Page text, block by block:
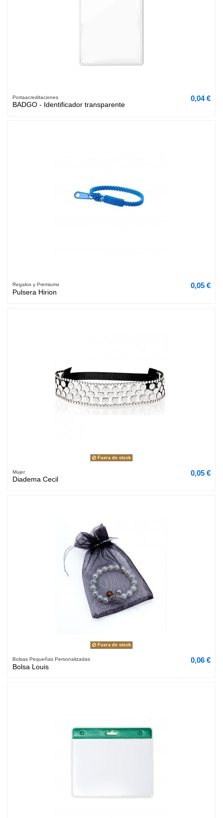
Portaacreditaciones
BADGO - Identificador transparente
0,04 €
Regalos y Premiums
Pulsera Hirion
0,05 €
Fuera de stock
Mujer
Diadema Cecil
0,05 €
Fuera de stock
Bolsas Pequeñas Personalizadas
Bolsa Louis
0,06 €